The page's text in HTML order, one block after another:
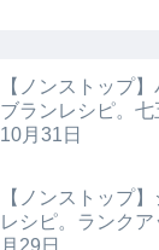
【ノンストップ
ブランレシピ。七
10月31日
【ノンストップ
レシピ。ランク
月29日